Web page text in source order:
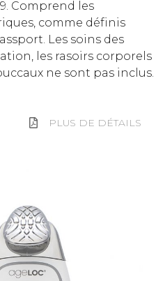
Comprend les
comme définis
Les soins des
les rasoirs corporels
ne sont pas inclus.
PLUS DE DÉTAILS